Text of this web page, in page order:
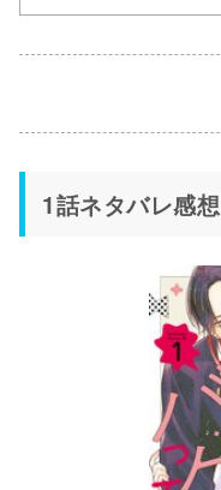
1話ネタバレ感想